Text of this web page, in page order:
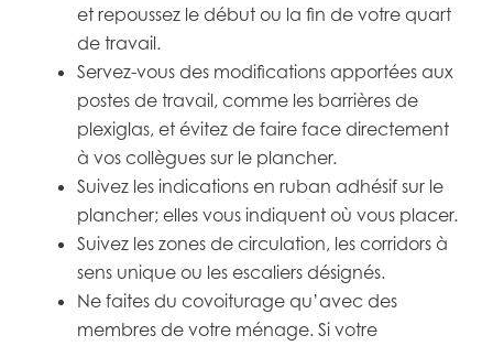
et repoussez le début ou la fin de votre quart
de travail.
Servez-vous des modifications apportées aux
postes de travail, comme les barrières de
plexiglas, et évitez de faire face directement
à vos collègues sur le plancher.
Suivez les indications en ruban adhésif sur le
plancher; elles vous indiquent où vous placer.
Suivez les zones de circulation, les corridors à
sens unique ou les escaliers désignés.
Ne faites du covoiturage qu’avec des
membres de votre ménage. Si votre